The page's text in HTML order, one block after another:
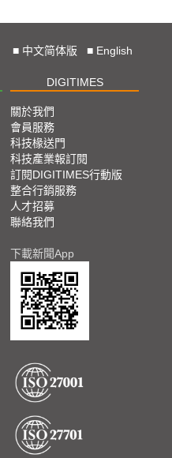
■ 中文简体版 ■ English
DIGITIMES
關於我們
會員服務
科技椽送門
科技產業報訂閱
訂閱DIGITIMES行動版
整合行銷服務
人才招募
聯絡我們
下載新聞App